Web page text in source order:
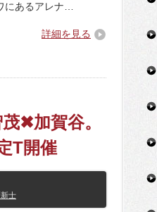
にあるアレナ…
詳細を見る
✖加賀谷。
T開催
士